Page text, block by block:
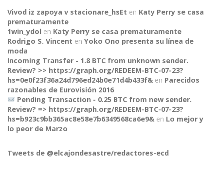
CONNECT
Vivod iz zapoya v stacionare_hsEt en Katy Perry se casa
prematuramente
1win_ydol en Katy Perry se casa prematuramente
Rodrigo S. Vincent en Yoko Ono presenta su línea de
moda
Incoming Transfer - 1.8 BTC from unknown sender.
Review? >> https://graph.org/REDEEM-BTC-07-23?
hs=0e0f23f36a24d796ed24b0e71d4b433f& en Parecidos
razonables de Eurovisión 2016
Pending Transaction - 0.25 BTC from new sender.
Review? => https://graph.org/REDEEM-BTC-07-23?
hs=b923c9bb365ac8e58e7b6349568ca6e9& en Lo mejor y
lo peor de Marzo
Tweets de @elcajondesastre/redactores-ecd